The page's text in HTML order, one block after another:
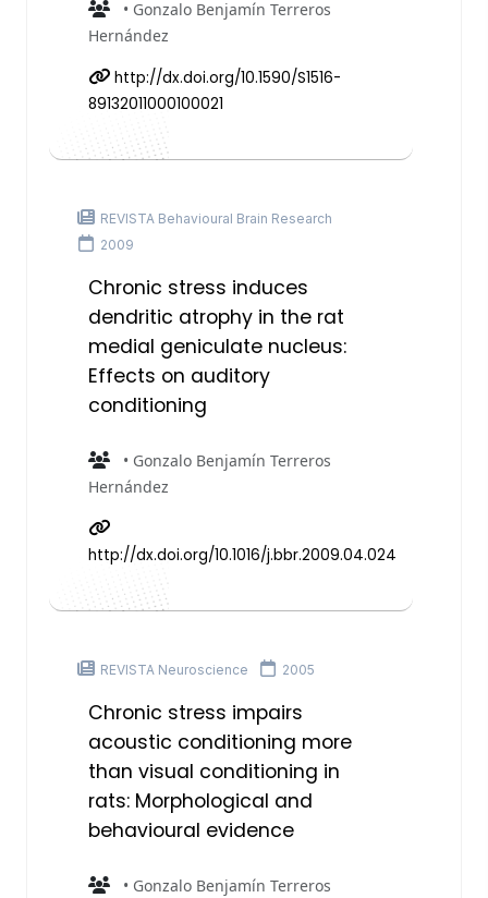
• Gonzalo Benjamín Terreros
Hernández
http://dx.doi.org/10.1590/S1516-
89132011000100021
REVISTA Behavioural Brain Research
2009
Chronic stress induces
dendritic atrophy in the rat
medial geniculate nucleus:
Effects on auditory
conditioning
• Gonzalo Benjamín Terreros
Hernández
http://dx.doi.org/10.1016/j.bbr.2009.04.024
REVISTA Neuroscience 2005
Chronic stress impairs
acoustic conditioning more
than visual conditioning in
rats: Morphological and
behavioural evidence
• Gonzalo Benjamín Terreros